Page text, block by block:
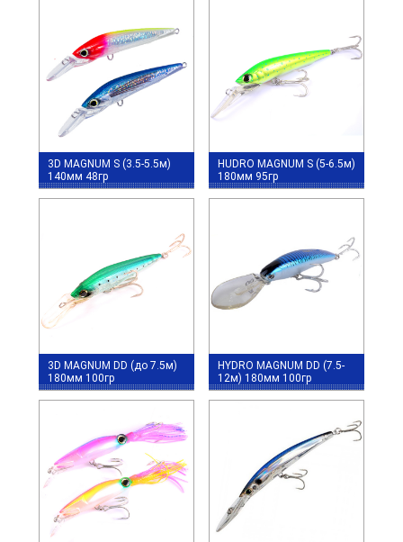
3D MAGNUM S (3.5-5.5м)
140мм 48гр
HUDRO MAGNUM S (5-6.5м)
180мм 95гр
3D MAGNUM DD (до 7.5м)
180мм 100гр
HYDRO MAGNUM DD (7.5-
12м) 180мм 100гр